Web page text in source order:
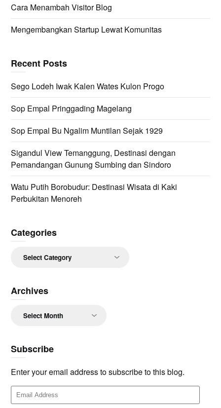
Cara Menambah Visitor Blog
Mengembangkan Startup Lewat Komunitas
Recent Posts
Sego Lodeh Iwak Kalen Wates Kulon Progo
Sop Empal Pringgading Magelang
Sop Empal Bu Ngalim Muntilan Sejak 1929
Sigandul View Temanggung, Destinasi dengan
Pemandangan Gunung Sumbing dan Sindoro
Watu Putih Borobudur: Destinasi Wisata di Kaki
Perbukitan Menoreh
Categories
Archives
Subscribe
Enter your email address to subscribe to this blog.
Email
Address